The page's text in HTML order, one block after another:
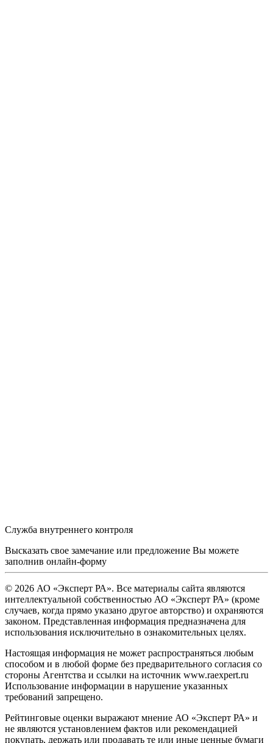
Служба внутреннего контроля
Высказать свое замечание или предложение Вы можете
заполнив онлайн-форму
© 2026 АО «Эксперт РА». Все материалы сайта являются
интеллектуальной собственностью АО «Эксперт РА» (кроме
случаев, когда прямо указано другое авторство) и охраняются
законом. Представленная информация предназначена для
использования исключительно в ознакомительных целях.
Настоящая информация не может распространяться любым
способом и в любой форме без предварительного согласия со
стороны Агентства и ссылки на источник www.raexpert.ru
Использование информации в нарушение указанных
требований запрещено.
Рейтинговые оценки выражают мнение АО «Эксперт РА» и
не являются установлением фактов или рекомендацией
покупать, держать или продавать те или иные ценные бумаги